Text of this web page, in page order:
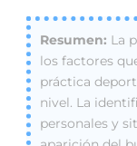
La
los factores
práctica
nivel. La
personales y